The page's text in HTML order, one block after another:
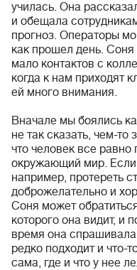
училась. Она
и обещала
прогноз. Операторы
как прошел день. Соня
мало контактов с
когда к нам приходят
ей много внимания.
Вначале мы боялись
не так сказать, чем-то
что человек все
окружающий мир. Если
например, протереть
доброжелательно и
Соня может
которого она видит, и
время она
редко подходит и что-
сама, где и что у нее